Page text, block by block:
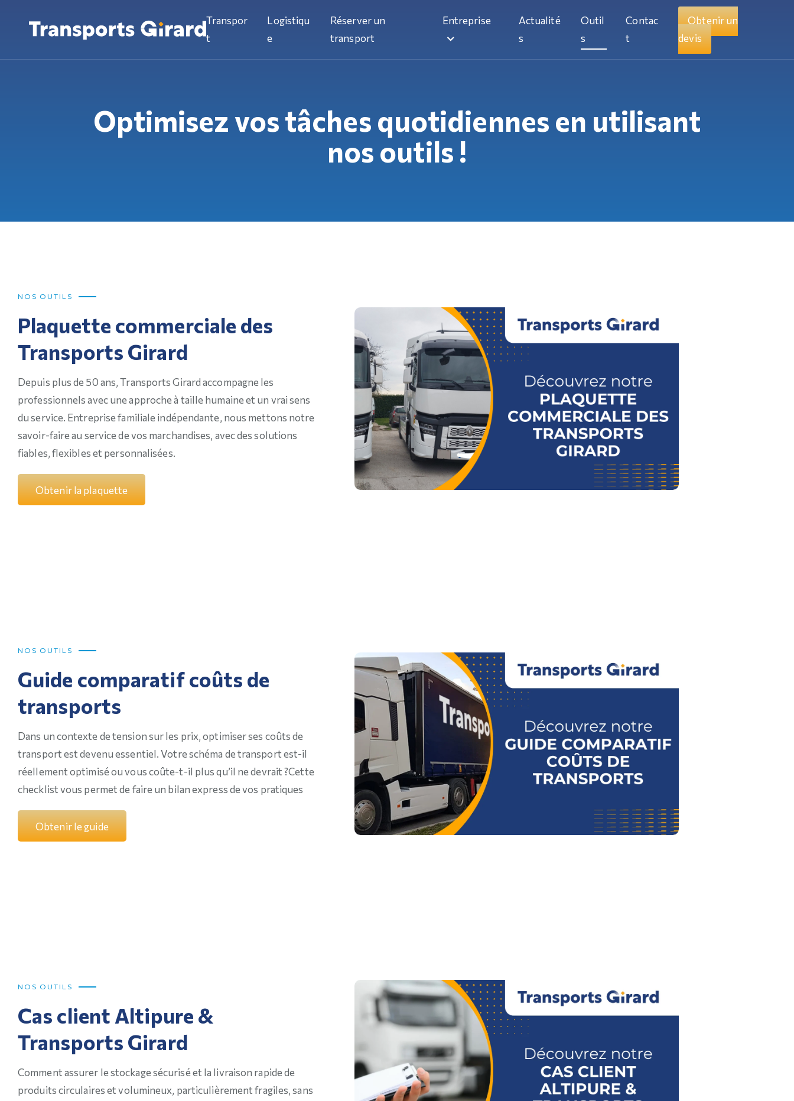
Transpor
t
Logistiqu
e
Réserver un
transport
Entreprise
Actualité
s
Outil
s
Contac
t
Obtenir un
devis
Optimisez vos tâches quotidiennes en utilisant
nos outils !
NOS OUTILS
Plaquette commerciale des
Transports Girard
Depuis plus de 50 ans, Transports Girard accompagne les
professionnels avec une approche à taille humaine et un vrai sens
du service. Entreprise familiale indépendante, nous mettons notre
savoir-faire au service de vos marchandises, avec des solutions
fiables, flexibles et personnalisées.
Obtenirlaplaquette
NOS OUTILS
Guide comparatifcoûts de
transports
Dans un contexte de tension sur les prix,optimiser ses coûts de
transport est devenu essentiel.Votre schéma de transport est-il
réellement optimisé ou vous coûte-t-il plus qu’il ne devrait ?Cette
checklist vous permet de faire un bilan expressde vos pratiques
Obtenirleguide
NOS OUTILS
Cas client Altipure &
Transports Girard
Comment assurer le stockage sécurisé et la livraison rapide de
produits circulaires et volumineux, particulièrement fragiles, sans